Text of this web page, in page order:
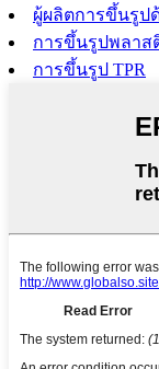
ผู้ผลิตการขึ้นรูป
การขึ้นรูปพลาส
การขึ้นรูป TPR